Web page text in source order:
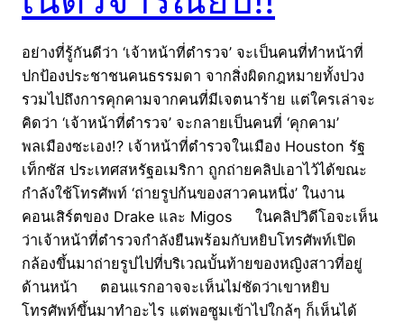
อย่างที่รู้กันดีว่า ‘เจ้าหน้าที่ตำรวจ’ จะเป็นคนที่ทำหน้าที่
ปกป้องประชาชนคนธรรมดา จากสิ่งผิดกฎหมายทั้งปวง
รวมไปถึงการคุกคามจากคนที่มีเจตนาร้าย แต่ใครเล่าจะ
คิดว่า ‘เจ้าหน้าที่ตำรวจ’ จะกลายเป็นคนที่ ‘คุกคาม’
พลเมืองซะเอง!? เจ้าหน้าที่ตำรวจในเมือง Houston รัฐ
เท็กซัส ประเทศสหรัฐอเมริกา ถูกถ่ายคลิปเอาไว้ได้ขณะ
กำลังใช้โทรศัพท์ ‘ถ่ายรูปก้นของสาวคนหนึ่ง’ ในงาน
คอนเสิร์ตของ Drake และ Migos ในคลิปวิดีโอจะเห็น
ว่าเจ้าหน้าที่ตำรวจกำลังยืนพร้อมกับหยิบโทรศัพท์เปิด
กล้องขึ้นมาถ่ายรูปไปที่บริเวณบั้นท้ายของหญิงสาวที่อยู่
ด้านหน้า ตอนแรกอาจจะเห็นไม่ชัดว่าเขาหยิบ
โทรศัพท์ขึ้นมาทำอะไร แต่พอซูมเข้าไปใกล้ๆ ก็เห็นได้